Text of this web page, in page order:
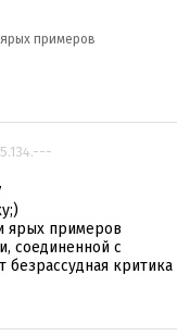
примеров
ярых примеров
соединенной с
безрассудная критика